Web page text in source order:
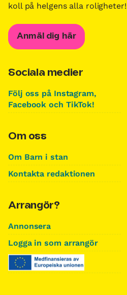
koll på helgens alla roligheter!
Anmäl dig här
Sociala medier
Följ oss på Instagram,
Facebook och TikTok!
Om oss
Om Barn i stan
Kontakta redaktionen
Arrangör?
Annonsera
Logga in som arrangör